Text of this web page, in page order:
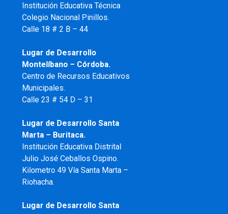
Institución Educativa Técnica
Colegio Nacional Pinillos.
Calle 18 # 2 B – 44
Lugar de Desarrollo
Montelíbano – Córdoba.
Centro de Recursos Educativos
Municipales.
Calle 23 # 54 D – 31
Lugar de Desarrollo Santa
Marta – Buritaca.
Institución Educativa Distrital
Julio José Ceballos Ospino.
Kilometro 49 Vía Santa Marta –
Riohacha.
Lugar de Desarrollo Santa